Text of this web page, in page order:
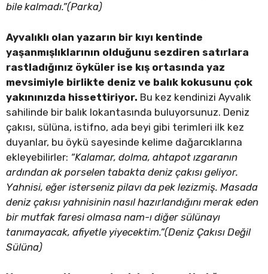
bile kalmadı.”(Parka)
Ayvalıklı olan yazarın bir kıyı kentinde
yaşanmışlıklarının olduğunu sezdiren satırlara
rastladığınız öyküler ise kış ortasında yaz
mevsimiyle birlikte deniz ve balık kokusunu çok
yakınınızda hissettiriyor. Bu kez kendinizi Ayvalık
sahilinde bir balık lokantasında buluyorsunuz. Deniz
çakısı, sülüna, istifno, ada beyi gibi terimleri ilk kez
duyanlar, bu öykü sayesinde kelime dağarcıklarına
ekleyebilirler: “Kalamar, dolma, ahtapot ızgaranın
ardından ak porselen tabakta deniz çakısı geliyor.
Yahnisi, eğer isterseniz pilavı da pek lezizmiş. Masada
deniz çakısı yahnisinin nasıl hazırlandığını merak eden
bir mutfak faresi olmasa nam-ı diğer sülünayı
tanımayacak, afiyetle yiyecektim.”(Deniz Çakısı Değil
Sülüna)